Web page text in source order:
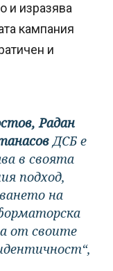
и изразява
кампания
и
Радан
ДСБ е
в своята
подход,
на
от своите